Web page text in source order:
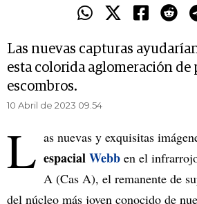
Las nuevas capturas
esta colorida aglomeración de
escombros.
10 Abril de 2023 09.54
L as nuevas y exquisitas
espacialWebb en el
A (Cas A), el remanente de
del núcleo más joven conocido de